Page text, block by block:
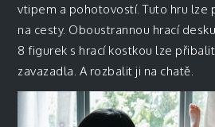
vtipem a pohotovostí. Tuto hru lze
na cesty. Oboustrannou hrací
8 figurek s hrací kostkou lze
zavazadla. A rozbalit ji na chatě.